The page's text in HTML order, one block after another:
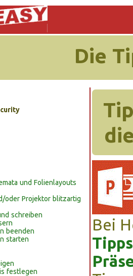
Die
und Folienlayouts
oder Projektor blitzartig
schreiben
beenden
starten
festlegen
Bei